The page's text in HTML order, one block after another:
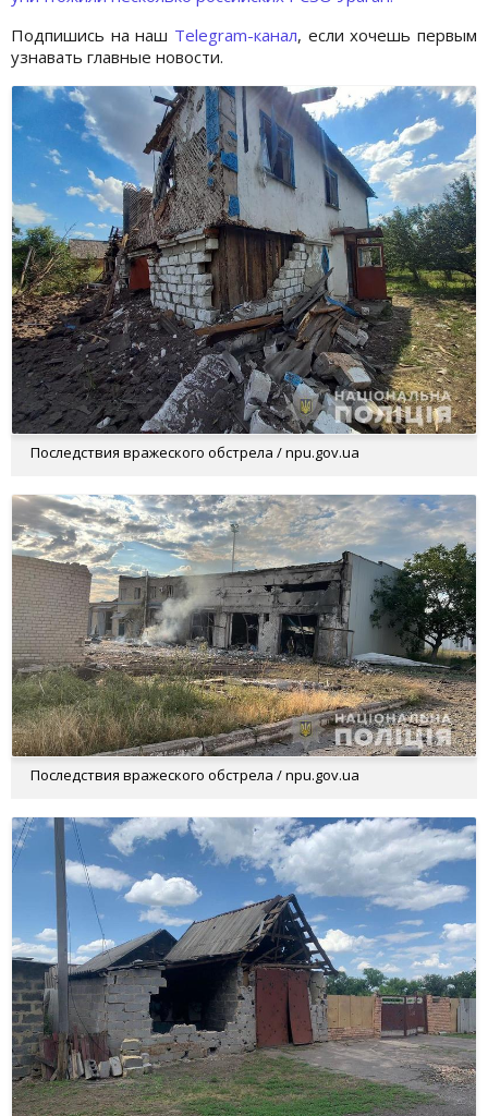
Подпишись на наш Telegram-канал, если хочешь первым
узнавать главные новости.
Последствия вражеского обстрела / npu.gov.ua
Последствия вражеского обстрела / npu.gov.ua